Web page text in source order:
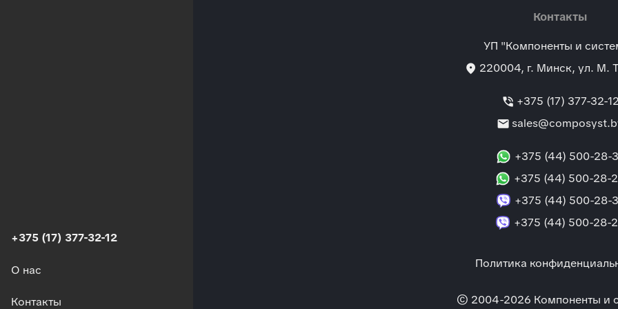
+375 (17) 377-32-12
О нас
Контакты
Контакты
УП "Компоненты и
location_on 220004, г. Минск, ул. М.
phone_in_talk +375 (17) 377-32-12
mail
+375 (44) 500-28-
+375 (44) 500-28-
+375 (44) 500-28-
+375 (44) 500-28-
Политика
© 2004-2026 Компоненты и